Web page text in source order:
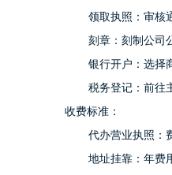
领取执照：审核
刻章：刻制公司
银行开户：选择
税务登记：前往
收费标准：
代办营业执照：
地址挂靠：年费